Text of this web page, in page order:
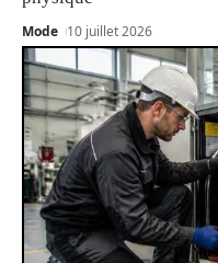
Mode 10 juillet 2026